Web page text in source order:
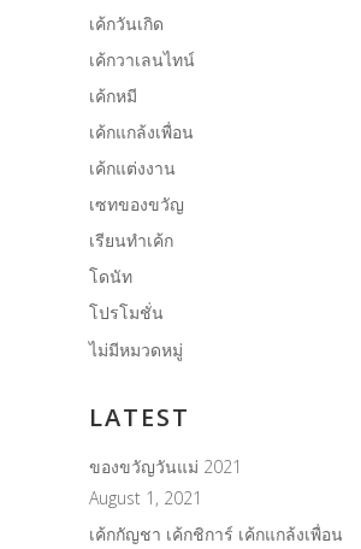
เค้กวันเกิด
เค้กวาเลนไทน์
เค้กหมี
เค้กแกล้งเพื่อน
เค้กแต่งงาน
เซทของขวัญ
เรียนทำเค้ก
โดนัท
โปรโมชั่น
ไม่มีหมวดหมู่
LATEST
ของขวัญวันแม่ 2021
August 1, 2021
เค้กกัญชา เค้กชิการ์ เค้กแกล้งเพื่อน